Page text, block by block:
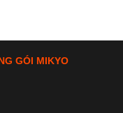
GÓI MIKYO